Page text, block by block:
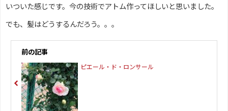
いついた感じです。今の技術でアトム作ってほしいと思いました。
でも、髪はどうするんだろう。。。
前の記事
ピエール・ド・ロンサール